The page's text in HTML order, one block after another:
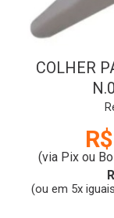
COLHER
(via Pix ou
(ou em 5x